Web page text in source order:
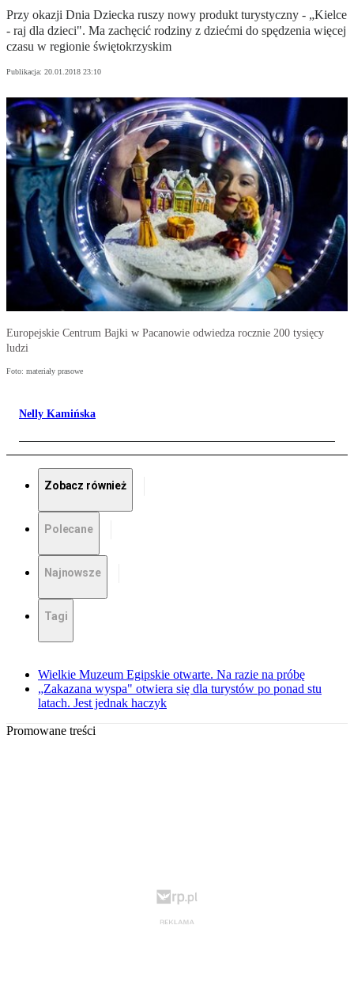
Przy okazji Dnia Dziecka ruszy nowy produkt turystyczny - „Kielce
- raj dla dzieci". Ma zachęcić rodziny z dziećmi do spędzenia więcej
czasu w regionie świętokrzyskim
Publikacja: 20.01.2018 23:10
Europejskie Centrum Bajki w Pacanowie odwiedza rocznie 200 tysięcy
ludzi
Foto: materiały prasowe
Nelly Kamińska
Zobacz również
Polecane
Najnowsze
Tagi
Wielkie Muzeum Egipskie otwarte. Na razie na próbę
„Zakazana wyspa" otwiera się dla turystów po ponad stu
latach. Jest jednak haczyk
Promowane treści